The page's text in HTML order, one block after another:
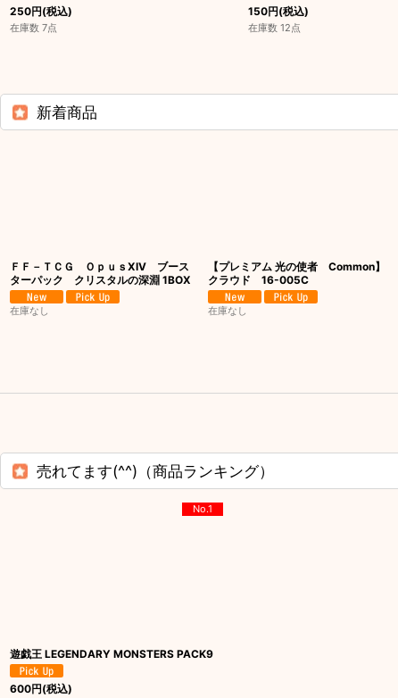
250円(税込)
在庫数 7点
150円(税込)
在庫数 12点
新着商品
ＦＦ－ＴＣＧ ＯｐｕｓXIV ブース
ターパック クリスタルの深淵 1BOX
在庫なし
【プレミアム 光の使者 Common】
クラウド 16-005C
在庫なし
売れてます(^^)（商品ランキング）
No.1
遊戯王 LEGENDARY MONSTERS PACK9
600円(税込)